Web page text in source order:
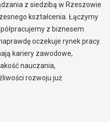
z siedzibą w Rzeszowie
kształcenia. Łączymy
z biznesem
oczekuje rynek pracy.
kariery zawodowe,
nauczania,
rozwoju już